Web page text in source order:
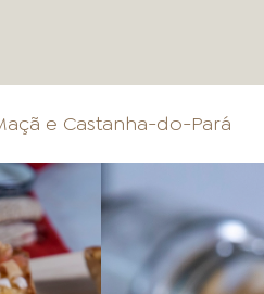
e Castanha-do-Pará